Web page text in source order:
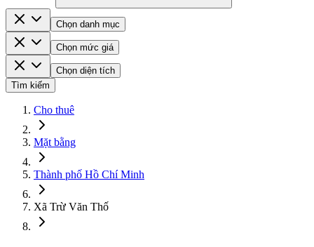
Chọn danh mục
Chọn mức giá
Chọn diện tích
Tìm kiếm
Cho thuê
Mặt bằng
Thành phố Hồ Chí Minh
Xã Trừ Văn Thố